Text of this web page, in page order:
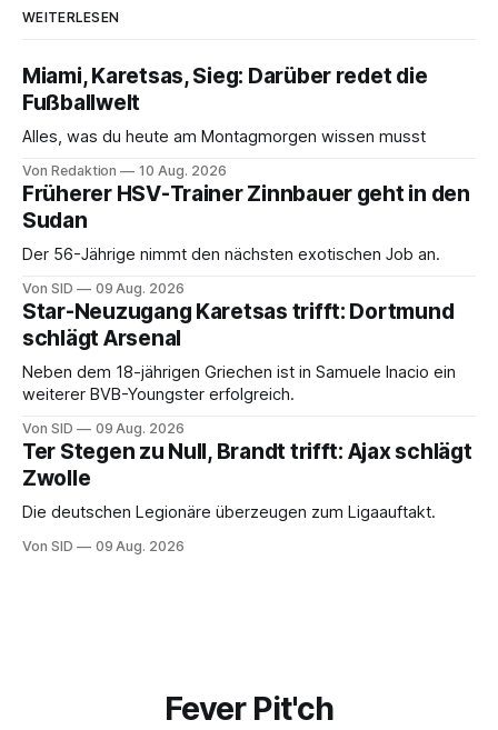
WEITERLESEN
Miami, Karetsas, Sieg: Darüber redet die
Fußballwelt
Alles, was du heute am Montagmorgen wissen musst
Von Redaktion 10 Aug. 2026
Früherer HSV-Trainer Zinnbauer geht in den
Sudan
Der 56-Jährige nimmt den nächsten exotischen Job an.
Von SID 09 Aug. 2026
Star-Neuzugang Karetsas trifft: Dortmund
schlägt Arsenal
Neben dem 18-jährigen Griechen ist in Samuele Inacio ein
weiterer BVB-Youngster erfolgreich.
Von SID 09 Aug. 2026
Ter Stegen zu Null, Brandt trifft: Ajax schlägt
Zwolle
Die deutschen Legionäre überzeugen zum Ligaauftakt.
Von SID 09 Aug. 2026
Fever Pit'ch